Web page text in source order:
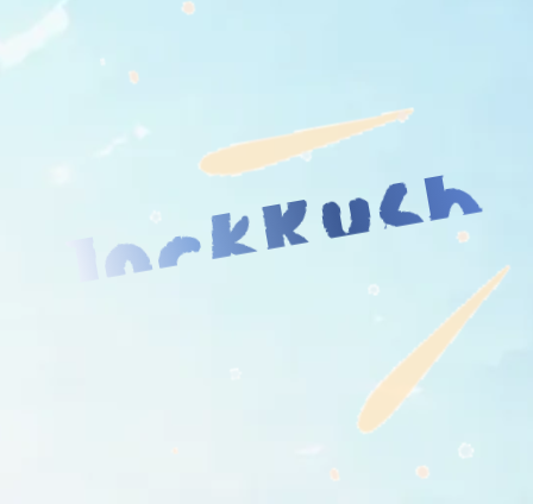
JockRush